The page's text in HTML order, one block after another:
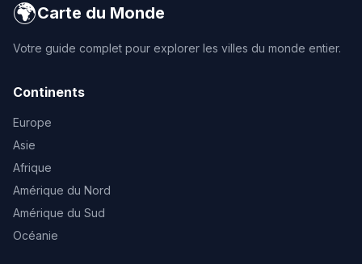
🌍Carte du Monde
Votre guide complet pour explorer les villes du monde entier.
Continents
Europe
Asie
Afrique
Amérique du Nord
Amérique du Sud
Océanie